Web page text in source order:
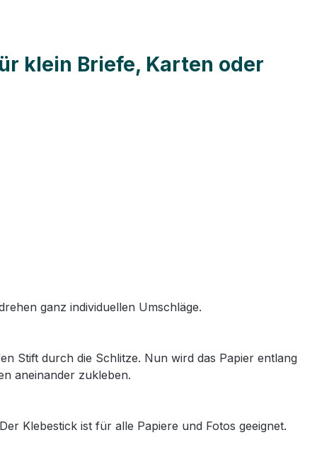
klein Briefe, Karten oder
ganz individuellen Umschläge.
Stift durch die Schlitze. Nun wird das Papier entlang
aneinander zukleben.
Klebestick ist für alle Papiere und Fotos geeignet.